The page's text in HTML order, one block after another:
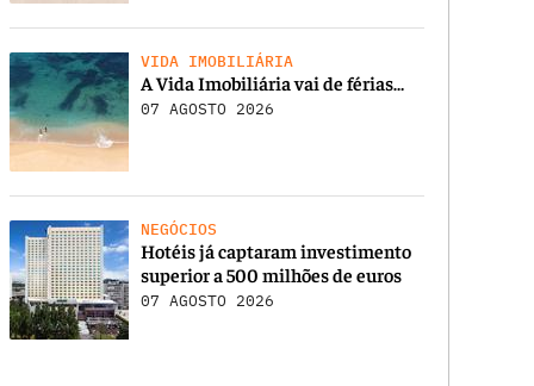
VIDA IMOBILIÁRIA
A Vida Imobiliária vai de férias…
07 AGOSTO 2026
NEGÓCIOS
Hotéis já captaram investimento
superior a 500 milhões de euros
07 AGOSTO 2026